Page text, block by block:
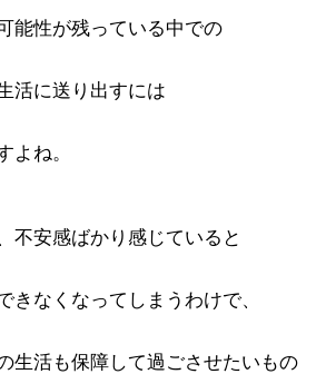
能性が残っている中での
活に送り出すには
よね。
不安感ばかり感じていると
きなくなってしまうわけで、
生活も保障して過ごさせたいもの